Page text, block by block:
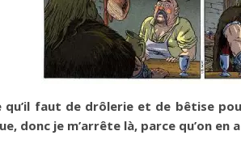
faut de drôlerie et de bêtise
je m’arrête là, parce qu’on en